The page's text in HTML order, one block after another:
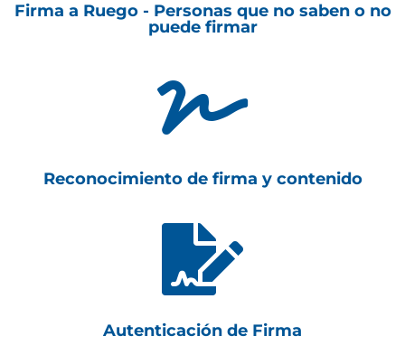
Firma a Ruego - Personas que no saben o no
puede firmar

Reconocimiento de firma y contenido

Autenticación de Firma